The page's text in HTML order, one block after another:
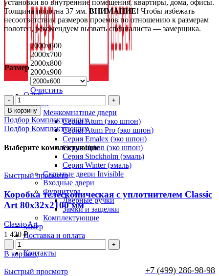
О нас
Каталог
Межкомнатные двери
Серия Atum (эко шпон)
Серия Atum Pro (эко шпон)
Серия Emalex (эко шпон)
Серия Urban (эко шпон)
Серия Stockholm (эмаль)
Серия Winter (эмаль)
Скрытые двери Invisible
Входные двери
Фурнитура
Дверные ручки
Замки и защелки
Комплектующие
Замер
Доставка и оплата
Контакты
+7 (499) 286-98-98
установки во внутренние помещения, квартиры, дома, офисы.
Толщина полотна 37 мм. ВНИМАНИЕ! Чтобы избежать
несоответствия размеров проемов по отношению к размерам
полотен, рекомендуем вызвать специалиста — замерщика.
Размер
2000x600
2000x700
2000x800
2000x900
Очистить
Количество
товара
Межкомнатная
дверь
Веста
(Honey
В корзину
Подбор Комплектующих
Подбор Комплектующих
Выберите комплектующие
Быстрый просмотр
Коробка телескопическая с уплотнителем Classic
Art 80x32x2100 мм
Classic Art
1 420 ₽
Количество
товара
Коробка
телескопическая
В корзину
Быстрый просмотр